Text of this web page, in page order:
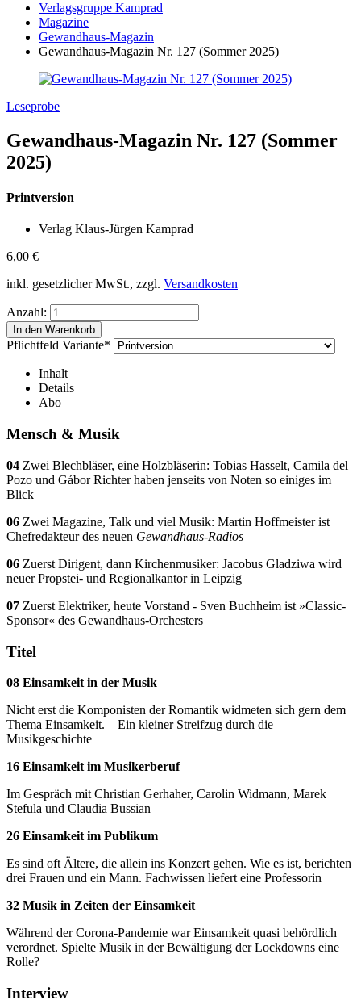
Verlagsgruppe Kamprad
Magazine
Gewandhaus-Magazin
Gewandhaus-Magazin Nr. 127 (Sommer 2025)
Leseprobe
Gewandhaus-Magazin Nr. 127 (Sommer
2025)
Printversion
Verlag Klaus-Jürgen Kamprad
6,00 €
inkl. gesetzlicher MwSt., zzgl. Versandkosten
Anzahl:
Pflichtfeld Variante*
Inhalt
Details
Abo
Mensch & Musik
04 Zwei Blechbläser, eine Holzbläserin: Tobias Hasselt, Camila del
Pozo und Gábor Richter haben jenseits von Noten so einiges im
Blick
06 Zwei Magazine, Talk und viel Musik: Martin Hoffmeister ist
Chefredakteur des neuen Gewandhaus-Radios
06 Zuerst Dirigent, dann Kirchenmusiker: Jacobus Gladziwa wird
neuer Propstei- und Regionalkantor in Leipzig
07 Zuerst Elektriker, heute Vorstand - Sven Buchheim ist »Classic-
Sponsor« des Gewandhaus-Orchesters
Titel
08 Einsamkeit in der Musik
Nicht erst die Komponisten der Romantik widmeten sich gern dem
Thema Einsamkeit. – Ein kleiner Streifzug durch die
Musikgeschichte
16 Einsamkeit im Musikerberuf
Im Gespräch mit Christian Gerhaher, Carolin Widmann, Marek
Stefula und Claudia Bussian
26 Einsamkeit im Publikum
Es sind oft Ältere, die allein ins Konzert gehen. Wie es ist, berichten
drei Frauen und ein Mann. Fachwissen liefert eine Professorin
32 Musik in Zeiten der Einsamkeit
Während der Corona-Pandemie war Einsamkeit quasi behördlich
verordnet. Spielte Musik in der Bewältigung der Lockdowns eine
Rolle?
Interview